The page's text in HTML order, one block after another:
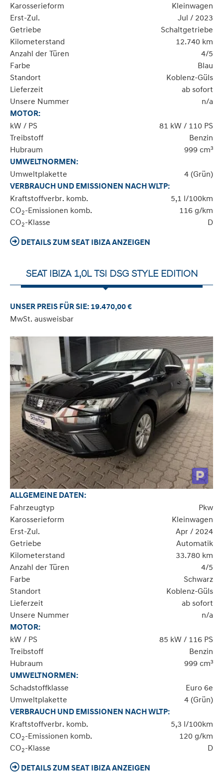
Karosserieform
Kleinwagen
Erst-Zul.
Jul / 2023
Getriebe
Schaltgetriebe
Kilometerstand
12.740 km
Anzahl der Türen
4/5
Farbe
Blau
Standort
Koblenz-Güls
Lieferzeit
ab sofort
Unsere Nummer
n/a
MOTOR:
kW / PS
81 kW / 110 PS
Treibstoff
Benzin
Hubraum
999 cm³
UMWELTNORMEN:
Umweltplakette
4 (Grün)
VERBRAUCH UND EMISSIONEN NACH WLTP:
Kraftstoffverbr. komb.
5,1 l/100km
CO2-Emissionen komb.
116 g/km
CO2-Klasse D
DETAILS ZUM SEAT IBIZA ANZEIGEN
SEAT IBIZA 1,0L TSI DSG STYLE EDITION
UNSER PREIS FÜR SIE: 19.470,00 €
MwSt. ausweisbar
ALLGEMEINE DATEN:
Fahrzeugtyp
Pkw
Karosserieform
Kleinwagen
Erst-Zul.
Apr / 2024
Getriebe
Automatik
Kilometerstand
33.780 km
Anzahl der Türen
4/5
Farbe
Schwarz
Standort
Koblenz-Güls
Lieferzeit
ab sofort
Unsere Nummer
n/a
MOTOR:
kW / PS
85 kW / 116 PS
Treibstoff
Benzin
Hubraum
999 cm³
UMWELTNORMEN:
Schadstoffklasse
Euro 6e
Umweltplakette
4 (Grün)
VERBRAUCH UND EMISSIONEN NACH WLTP:
Kraftstoffverbr. komb.
5,3 l/100km
CO2-Emissionen komb.
120 g/km
CO2-Klasse D
DETAILS ZUM SEAT IBIZA ANZEIGEN